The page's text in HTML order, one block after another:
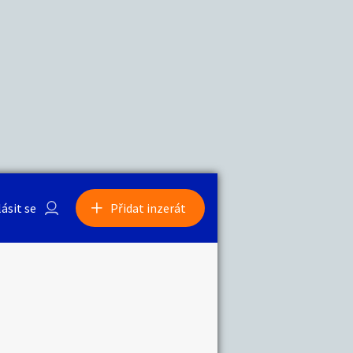
se Přidat inzerát
Sběratelství
0/1000